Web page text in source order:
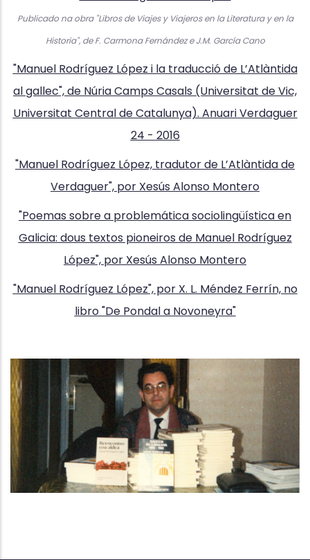
Publicado na obra "Libros de Viajes y Viajeros en la Literatura y en la
Historia", de F. Carmona Fernández e J.M. García Cano
"Manuel Rodríguez López i la traducció de L’Atlàntida
al gallec", de Núria Camps Casals (Universitat de Vic,
Universitat Central de Catalunya). Anuari Verdaguer
24 - 2016
"Manuel Rodríguez López, tradutor de L’Atlàntida de
Verdaguer", por Xesús Alonso Montero
"Poemas sobre a problemática sociolingüística en
Galicia: dous textos pioneiros de Manuel Rodríguez
López", por Xesús Alonso Montero
"Manuel Rodríguez López", por X. L. Méndez Ferrín, no
libro "De Pondal a Novoneyra"